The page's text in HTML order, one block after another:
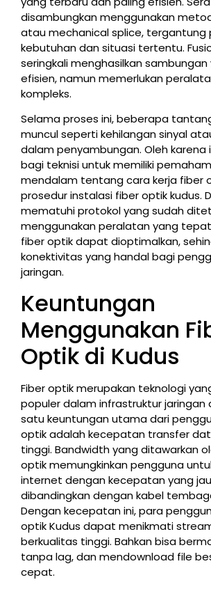
disambungkan menggunakan
atau mechanical splice, tergantung
kebutuhan dan situasi tertentu.
seringkali menghasilkan sambungan
efisien, namun memerlukan
kompleks.
Selama proses ini, beberapa
muncul seperti kehilangan sinyal
dalam penyambungan. Oleh karena
bagi teknisi untuk memiliki
mendalam tentang cara kerja fiber
prosedur instalasi fiber optik kudus.
mematuhi protokol yang sudah
menggunakan peralatan yang
fiber optik dapat dioptimalkan,
konektivitas yang handal bagi
jaringan.
Keuntungan
Menggunakan
Optik di Kudus
Fiber optik merupakan teknologi
populer dalam infrastruktur jaringan
satu keuntungan utama dari
optik adalah kecepatan transfer
tinggi. Bandwidth yang ditawarkan
optik memungkinkan pengguna
internet dengan kecepatan yang
dibandingkan dengan kabel
Dengan kecepatan ini, para
optik Kudus dapat menikmati
berkualitas tinggi. Bahkan bisa
tanpa lag, dan mendownload file
cepat.